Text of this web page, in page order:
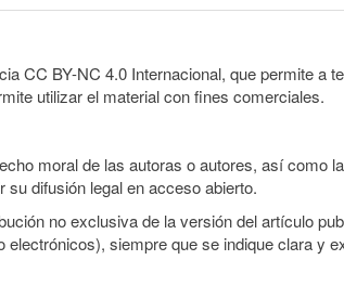
CC BY-NC 4.0 Internacional, que permite a
utilizar el material con fines comerciales.
moral de las autoras o autores, así como
su difusión legal en acceso abierto.
no exclusiva de la versión del artículo
siempre que se indique clara y